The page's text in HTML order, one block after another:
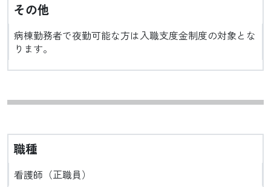
その他
病棟勤務者で夜勤可能な方は入職支度金制度の対象とな
ります。
職種
看護師（正職員）